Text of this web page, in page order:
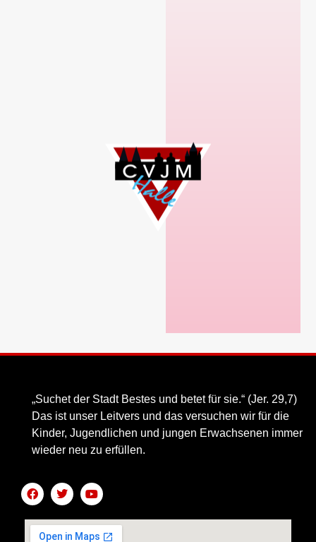
„Suchet der Stadt Bestes und betet für sie.“ (Jer. 29,7)
Das ist unser Leitvers und das versuchen wir für die
Kinder, Jugendlichen und jungen Erwachsenen immer
wieder neu zu erfüllen.